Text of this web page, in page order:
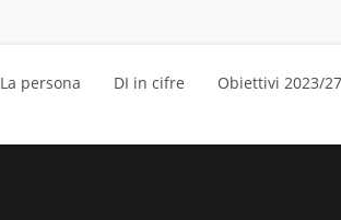
La persona DI in cifre Obiettivi 2023/27